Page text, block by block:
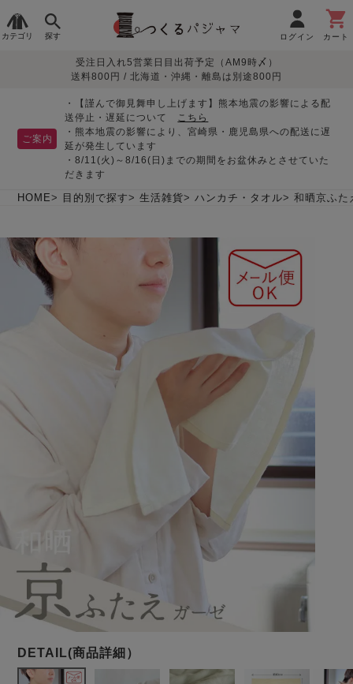
カテゴリ 探す ログイン カート
レディースパジャマ
夏 秋 冬
メンズパジャマ
春
ガールズパジャマ
生地で
さがす
オーガニック素材 サテン織り
サッカー/ちぢみ 楊
柳
ニット/ストレッチ
柄物
目的別で
さがす
敏感肌用
パジャマ
入院・介護
胸が目立たない
マタニティ
パジャマ
ペアで
眠れる作務衣特集
体型別におすすめパジ
年齢別におすすめパジ
ャマ
ルームウェア
インナーウェア 生活雑貨
売れ筋ランキング
- Item Ranking -
- New Arrival -
デザインで
さがす
ィース
パジャマ
ワンピース
胸がすけない
羽織・バスロ
ーブ
ズボン単品
すべてのメン
ズ
パジャマ
長袖 半袖 七分袖
夏パジャマ特集 つくるパジャマとは
お支払い・送料・配送
について
返品・交換について よくあるご質問
お買い物ガイド
受注日入れ5営業日目出荷予定（AM9時〆）
送料800円 / 北海道・沖縄・離島は別途800円
ご案内
・【謹んで御見舞申し上げます】熊本地震の影響による配
送停止・遅延について こちら
・熊本地震の影響により、宮崎県・鹿児島県への配送に遅
延が発生しています
・8/11(火)～8/16(日)までの期間をお盆休みとさせていた
だきます
HOME 目的別で探す 生活雑貨 ハンカチ・タオル 和晒京ふた